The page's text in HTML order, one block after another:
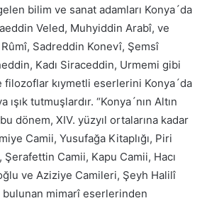
bilim ve sanat adamları Konya´da
Veled, Muhyiddin Arabî, ve
Sadreddin Konevî, Şemsî
Kadı Siraceddin, Urmemi gibi
filozoflar kıymetli eserlerini Konya´da
ışık tutmuşlardır. “Konya´nın Altın
dönem, XIV. yüzyıl ortalarına kadar
Camii, Yusufağa Kitaplığı, Piri
Camii, Kapu Camii, Hacı
ve Aziziye Camileri, Şeyh Halilî
bulunan mimarî eserlerinden